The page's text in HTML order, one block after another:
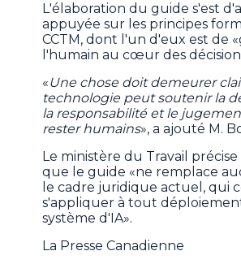
L'élaboration du guide s'est
appuyée sur les principes
CCTM, dont l'un d'eux est de
l'humain au cœur des
«Une chose doit demeurer
technologie peut soutenir la
la responsabilité et le
rester humains», a ajouté M.
Le ministère du Travail
que le guide «ne remplace
le cadre juridique actuel, qui
s'appliquer à tout
système d'IA».
La Presse Canadienne